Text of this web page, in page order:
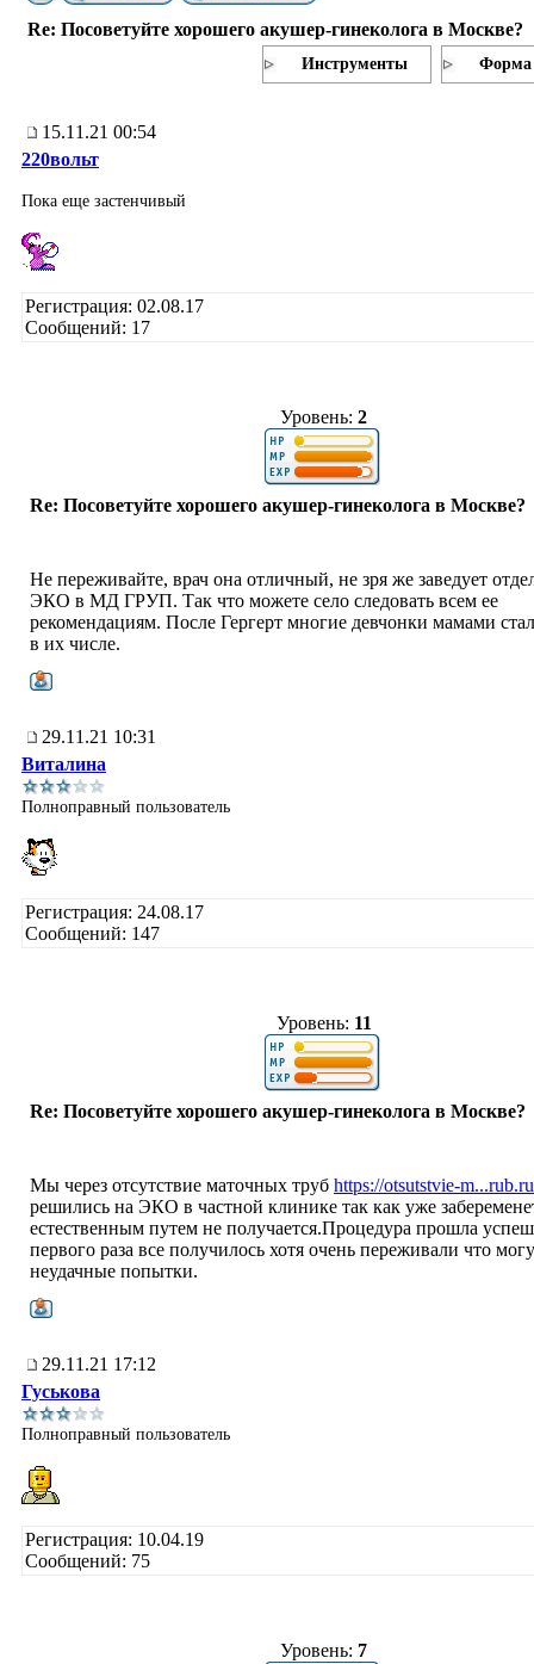
Re: Посоветуйте хорошего акушер-гинеколога в Москве?
Инструменты Форма
15.11.21 00:54
220вольт
Пока еще застенчивый
Регистрация: 02.08.17
Сообщений: 17
Уровень: 2
Re: Посоветуйте хорошего акушер-гинеколога в Москве?
Не переживайте, врач она отличный, не зря же заведует
ЭКО в МД ГРУП. Так что можете село следовать всем ее
рекомендациям. После Гергерт многие девчонки мамами
в их числе.
29.11.21 10:31
Виталина
Полноправный пользователь
Регистрация: 24.08.17
Сообщений: 147
Уровень: 11
Re: Посоветуйте хорошего акушер-гинеколога в Москве?
Мы через отсутствие маточных труб https://otsutstvie-
решились на ЭКО в частной клинике так как уже
естественным путем не получается.Процедура прошла
первого раза все получилось хотя очень переживали что
неудачные попытки.
29.11.21 17:12
Гуськова
Полноправный пользователь
Регистрация: 10.04.19
Сообщений: 75
Уровень: 7